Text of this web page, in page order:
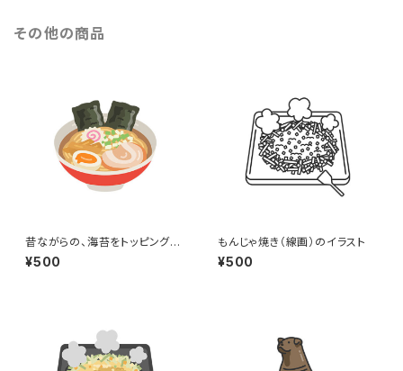
その他の商品
昔ながらの、海苔をトッピングし
た醤油ラーメンのイラスト
¥500
もんじゃ焼き（線画）のイラスト
¥500